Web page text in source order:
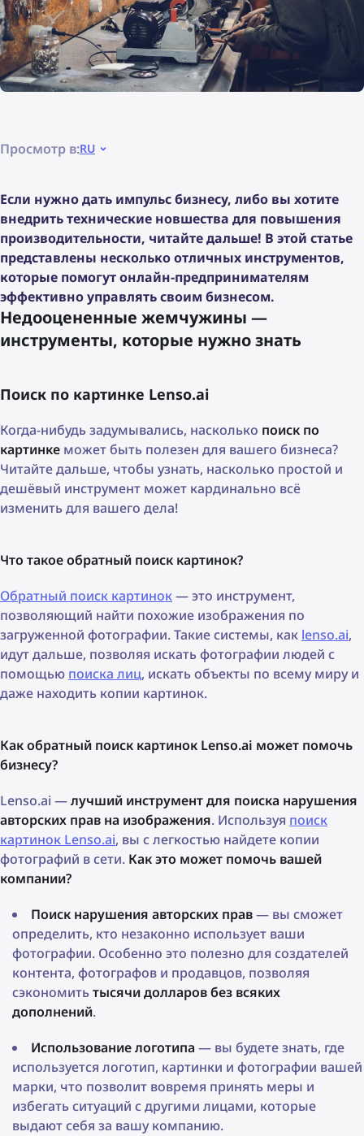
Просмотр в:RU
Если нужно дать импульс бизнесу, либо вы хотите
внедрить технические новшества для повышения
производительности, читайте дальше! В этой статье
представлены несколько отличных инструментов,
которые помогут онлайн-предпринимателям
эффективно управлять своим бизнесом.
Недооцененные жемчужины —
инструменты, которые нужно знать
Поиск по картинке Lenso.ai
Когда-нибудь задумывались, насколько поиск по
картинке может быть полезен для вашего бизнеса?
Читайте дальше, чтобы узнать, насколько простой и
дешёвый инструмент может кардинально всё
изменить для вашего дела!
Что такое обратный поиск картинок?
Обратный поиск картинок— это инструмент,
позволяющий найти похожие изображения по
загруженной фотографии. Такие системы, как lenso.ai,
идут дальше, позволяя искать фотографии людей с
помощью поиска лиц, искать объекты по всему миру и
даже находить копии картинок.
Как обратный поиск картинок Lenso.ai может помочь
бизнесу?
Lenso.ai —лучший инструмент для поиска нарушения
авторских прав на изображения. Используя поиск
картинок Lenso.ai, вы с легкостью найдете копии
фотографий в сети. Как это может помочь вашей
компании?
Поиск нарушения авторских прав— вы сможет
определить, кто незаконно использует ваши
фотографии. Особенно это полезно для создателей
контента, фотографов и продавцов, позволяя
сэкономитьтысячи долларов без всяких
дополнений.
Использование логотипа — вы будете знать, где
используется логотип, картинки и фотографии вашей
марки, что позволит вовремя принять меры и
избегать ситуаций с другими лицами, которые
выдают себя за вашу компанию.